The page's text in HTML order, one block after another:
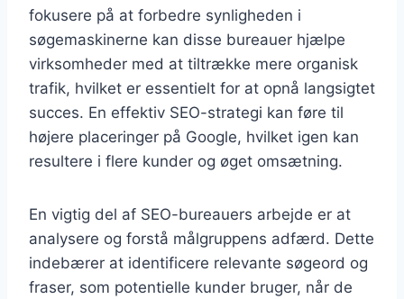
fokusere på at forbedre synligheden i
søgemaskinerne kan disse bureauer hjælpe
virksomheder med at tiltrække mere organisk
trafik, hvilket er essentielt for at opnå langsigtet
succes. En effektiv SEO-strategi kan føre til
højere placeringer på Google, hvilket igen kan
resultere i flere kunder og øget omsætning.
En vigtig del af SEO-bureauers arbejde er at
analysere og forstå målgruppens adfærd. Dette
indebærer at identificere relevante søgeord og
fraser, som potentielle kunder bruger, når de